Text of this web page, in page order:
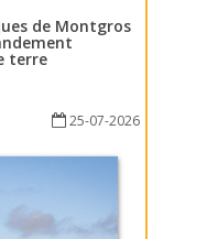
de Montgros
terre
25-07-2026